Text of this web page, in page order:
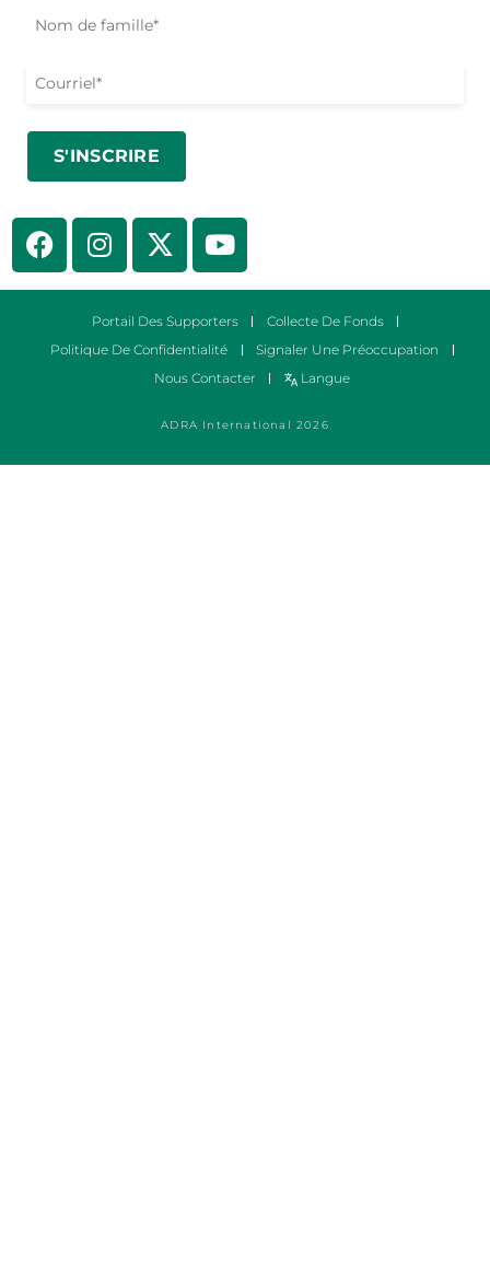
ADRA International 2026
Portail Des Supporters
Collecte De Fonds
Politique De Confidentialité
Signaler Une Préoccupation
Nous Contacter
Langue